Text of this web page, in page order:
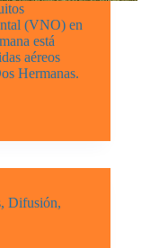
(VNO) en
está
aéreos
Hermanas.
, Difusión,